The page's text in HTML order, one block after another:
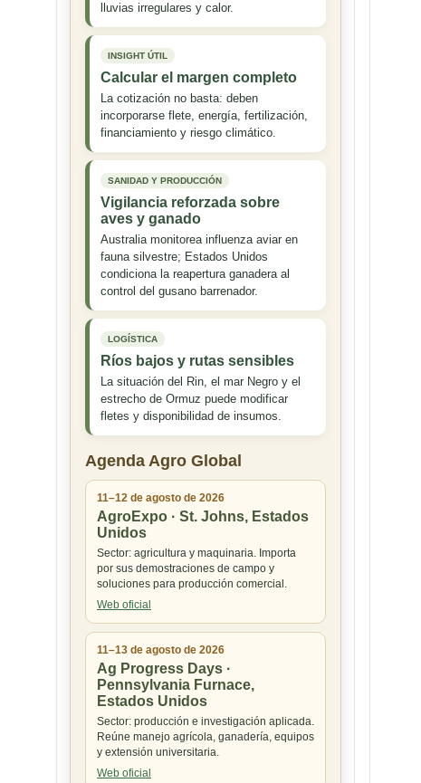
lluvias irregulares y calor.
INSIGHT ÚTIL
Calcular el margen completo
La cotización no basta: deben
incorporarse flete, energía, fertilización,
financiamiento y riesgo climático.
SANIDAD Y PRODUCCIÓN
Vigilancia reforzada sobre
aves y ganado
Australia monitorea influenza aviar en
fauna silvestre; Estados Unidos
condiciona la reapertura ganadera al
control del gusano barrenador.
LOGÍSTICA
Ríos bajos y rutas sensibles
La situación del Rin, el mar Negro y el
estrecho de Ormuz puede modificar
fletes y disponibilidad de insumos.
Agenda Agro Global
11–12 de agosto de 2026
AgroExpo · St. Johns, Estados
Unidos
Sector: agricultura y maquinaria. Importa
por sus demostraciones de campo y
soluciones para producción comercial.
Web oficial
11–13 de agosto de 2026
Ag Progress Days ·
Pennsylvania Furnace,
Estados Unidos
Sector: producción e investigación aplicada.
Reúne manejo agrícola, ganadería, equipos
y extensión universitaria.
Web oficial